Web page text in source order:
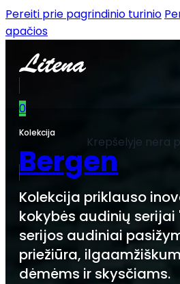
Pereiti prie pagrindinio turinio
apačios
0
Krepšelyje nėra
Kolekcija
Bergen
Kolekcija priklauso
kokybės audinių serijai
serijos audiniai
priežiūra,
dėmėms ir skysčiams.